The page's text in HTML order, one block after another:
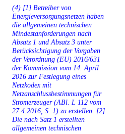
(4) [1] Betreiber von
Energieversorgungsnetzen haben
die allgemeinen technischen
Mindestanforderungen nach
Absatz 1 und Absatz 3 unter
Berücksichtigung der Vorgaben
der Verordnung (EU) 2016/631
der Kommission vom 14. April
2016 zur Festlegung eines
Netzkodex mit
Netzanschlussbestimmungen für
Stromerzeuger (ABl. L 112 vom
27.4.2016, S. 1) zu erstellen. [2]
Die nach Satz 1 erstellten
allgemeinen technischen